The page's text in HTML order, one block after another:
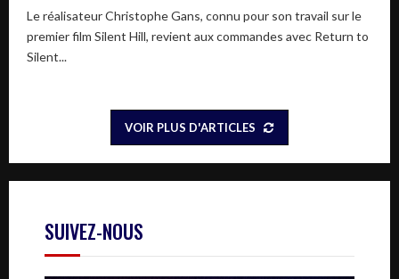
Le réalisateur Christophe Gans, connu pour son travail sur le
premier film Silent Hill, revient aux commandes avec Return to
Silent...
VOIR PLUS D'ARTICLES
SUIVEZ-NOUS